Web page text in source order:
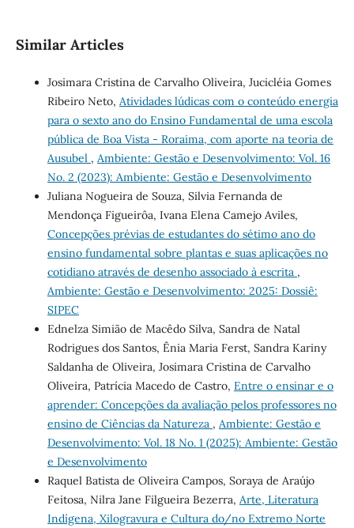
Similar Articles
Josimara Cristina de Carvalho Oliveira, Jucicléia Gomes
Ribeiro Neto, Atividades lúdicas com o conteúdo energia
para o sexto ano do Ensino Fundamental de uma escola
pública de Boa Vista - Roraima, com aporte na teoria de
Ausubel , Ambiente: Gestão e Desenvolvimento: Vol. 16
No. 2 (2023): Ambiente: Gestão e Desenvolvimento
Juliana Nogueira de Souza, Silvia Fernanda de
Mendonça Figueirôa, Ivana Elena Camejo Aviles,
Concepções prévias de estudantes do sétimo ano do
ensino fundamental sobre plantas e suas aplicações no
cotidiano através de desenho associado à escrita ,
Ambiente: Gestão e Desenvolvimento: 2025: Dossiê:
SIPEC
Ednelza Simião de Macêdo Silva, Sandra de Natal
Rodrigues dos Santos, Ênia Maria Ferst, Sandra Kariny
Saldanha de Oliveira, Josimara Cristina de Carvalho
Oliveira, Patrícia Macedo de Castro, Entre o ensinar e o
aprender: Concepções da avaliação pelos professores no
ensino de Ciências da Natureza , Ambiente: Gestão e
Desenvolvimento: Vol. 18 No. 1 (2025): Ambiente: Gestão
e Desenvolvimento
Raquel Batista de Oliveira Campos, Soraya de Araújo
Feitosa, Nilra Jane Filgueira Bezerra, Arte, Literatura
Indígena, Xilogravura e Cultura do/no Extremo Norte